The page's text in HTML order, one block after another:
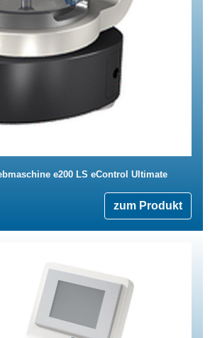
e200 LS eControl Ultimate
zum Produkt